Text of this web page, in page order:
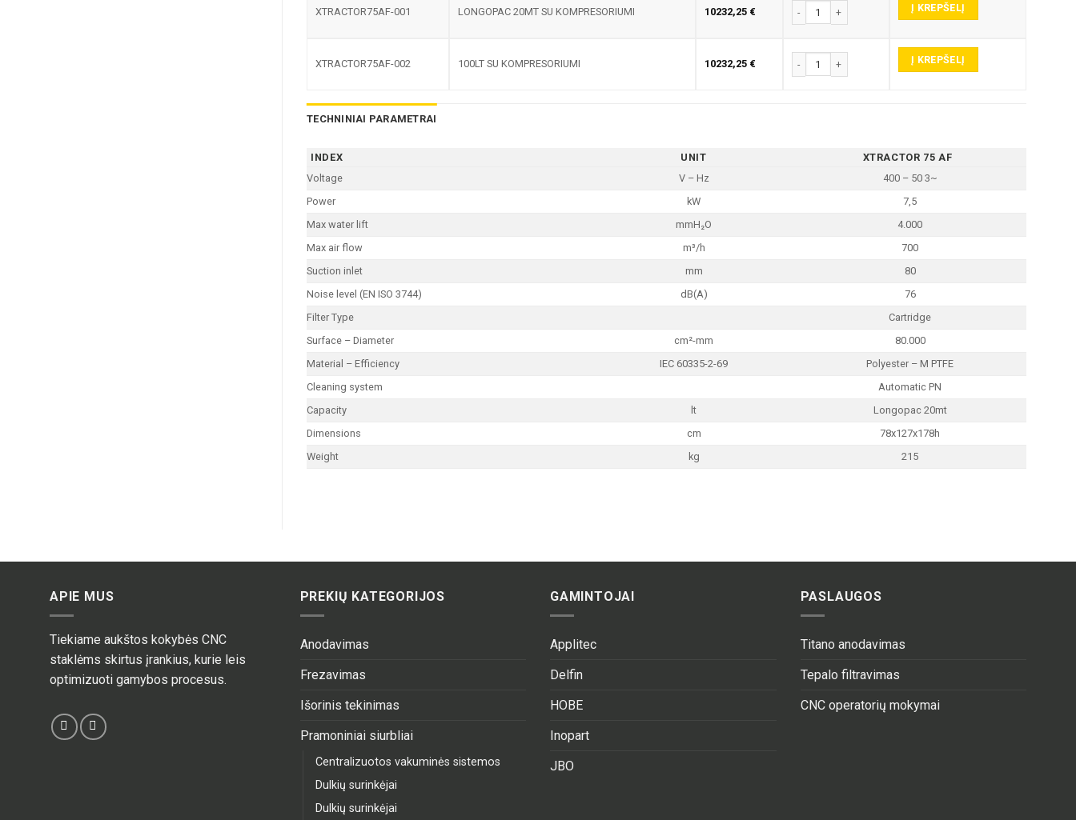
XTRACTOR75AF-001 LONGOPAC 20MT SU KOMPRESORIUMI 10232,25 € produkto kiekis: XTRACTOR 75 AF PRAMONINIS SIURBLYS
Į KREPŠELĮ
XTRACTOR75AF-002 100LT SU KOMPRESORIUMI 10232,25 € produkto kiekis: XTRACTOR 75 AF PRAMONINIS SIURBLYS
Į KREPŠELĮ
TECHNINIAI PARAMETRAI
INDEX UNIT
XTRACTOR 75 AF
Voltage
V – Hz
400 – 50 3~
Power
kW
7,5
Max water lift
mmH₂O
4.000
Max air flow
m³/h
700
Suction inlet
mm
80
Noise level (EN ISO 3744)
dB(A)
76
Filter Type
Cartridge
Surface – Diameter
cm²-mm
80.000
Material – Efficiency
IEC 60335-2-69
Polyester – M PTFE
Cleaning system
Automatic PN
Capacity
lt
Longopac 20mt
Dimensions
cm
78x127x178h
Weight
kg 215
APIE MUS
Tiekiame aukštos kokybės CNC
staklėms skirtus įrankius, kurie leis
optimizuoti gamybos procesus.
PREKIŲ KATEGORIJOS
Anodavimas
Frezavimas
Išorinis tekinimas
Pramoniniai siurbliai
Centralizuotos vakuminės sistemos
Dulkių surinkėjai
Dulkių surinkėjai
GAMINTOJAI
Applitec
Delfin
HOBE
Inopart
JBO
PASLAUGOS
Titano anodavimas
Tepalo filtravimas
CNC operatorių mokymai